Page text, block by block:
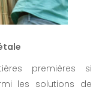
premières si
les solutions de